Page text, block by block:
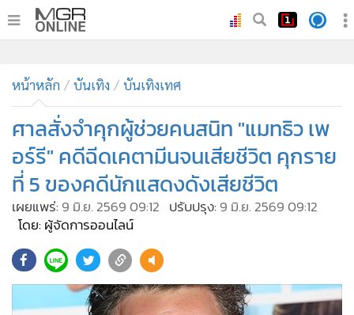
• ทันเหตุการณ์
• ภาคใต้
• ภูมิภาค
• Online Section
• บันเทิง
• ผู้จัดการรายวัน
คอลัมนิสต์
• ละคร
• CbizReview
• Cyber BIZ
หน้าหลัก บันเทิง บันเทิงเทศ
ศาลสั่งจำคุกผู้ช่วยคนสนิท "แมทธิว เพ
อร์รี" คดีฉีดเคตามีนจนเสียชีวิต คุกราย
ที่ 5 ของคดีนักแสดงดังเสียชีวิต
เผยแพร่: 9 มิ.ย. 2569 09:12 ปรับปรุง: 9 มิ.ย. 2569 09:12
โดย: ผู้จัดการออนไลน์